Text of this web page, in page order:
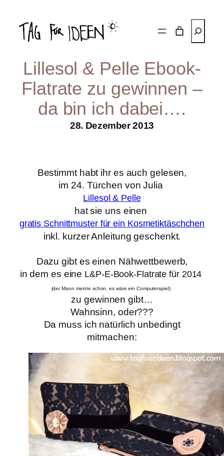
Inhalt
springen
Lillesol & Pelle Ebook-
Flatrate zu gewinnen –
da bin ich dabei….
28. Dezember 2013
Bestimmt habt ihr es auch gelesen,
im 24. Türchen von Julia
Lillesol & Pelle
hat sie uns einen
gratis Schnittmuster für ein Kosmetiktäschchen
inkl. kurzer Anleitunggeschenkt.
Dazu gibt es einen Nähwettbewerb,
in dem es eine L&P-E-Book-Flatrate für 2014
(der Mann meinte schon, es wäre ein Computerspiel)
zu gewinnen gibt…
Wahnsinn, oder???
Da muss ich natürlich unbedingt
mitmachen: